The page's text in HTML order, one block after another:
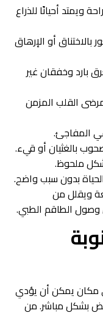
ويمتد أحيانًا للذراع
أو الإرهاق
بارد وخفقان غير
القلب المزمن
المفاجئ.
بالغثيان أو قيء.
ملحوظ.
بدون سبب واضح.
ويقلل من
وصول الطاقم الطبي.
أي مكان يمكن أن يؤدي
بشكل مباشر. من